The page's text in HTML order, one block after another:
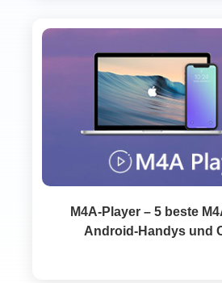
M4A-Player – 5 beste
Android-Handys und